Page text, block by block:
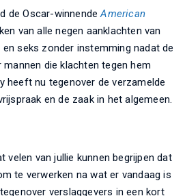
de Oscar-winnendeAmerican
van alle negen aanklachten van
seks zonder instemming nadat de
die klachten tegen hem
heeft nu tegenover de verzamelde
en de zaak in het algemeen.
velen van jullie kunnen begrijpen dat
te verwerken na wat er vandaag is
verslaggevers in een kort